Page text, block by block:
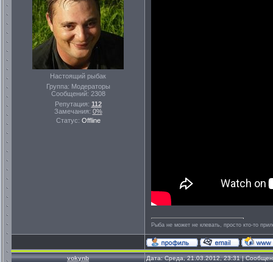
Настоящий рыбак
Группа: Модераторы
Сообщений: 2308
Репутация: 112
Замечания: 0%
Статус: Offline
Рыба не может не клевать, просто кто-то
vokynb Дата: Среда, 21.03.2012, 23:31 |